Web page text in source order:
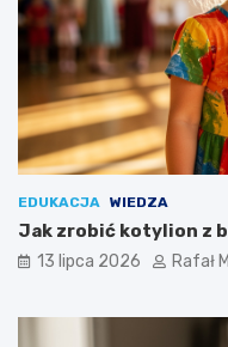
EDUKACJA WIEDZA
Jak zrobić kotylion z
13 lipca 2026 Rafał